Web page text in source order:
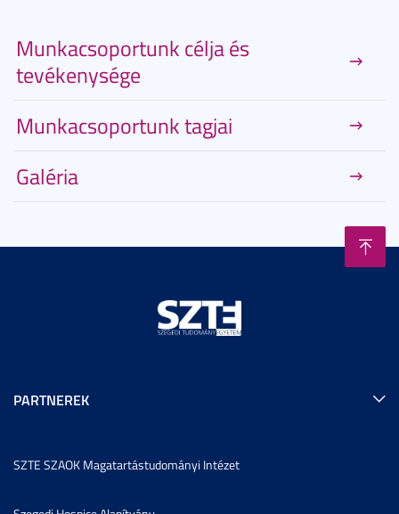
Munkacsoportunk célja és
tevékenysége
Munkacsoportunk tagjai
Galéria
PARTNEREK
SZTE SZAOK Magatartástudományi Intézet